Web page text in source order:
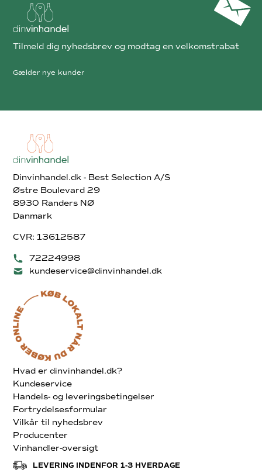
Dinvinhandel.dk - Best Selection A/S
Østre Boulevard 29
8930 Randers NØ
Danmark
CVR: 13612587
72224998
kundeservice@dinvinhandel.dk
Hvad er dinvinhandel.dk?
Kundeservice
Handels- og leveringsbetingelser
Fortrydelsesformular
Vilkår til nyhedsbrev
Producenter
Vinhandler-oversigt
LEVERING INDENFOR 1-3 HVERDAGE
Tilmeld dig nyhedsbrev og modtag en velkomstrabat
Gælder nye kunder